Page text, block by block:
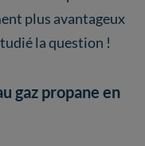
plus avantageux
la question !
gaz propane en